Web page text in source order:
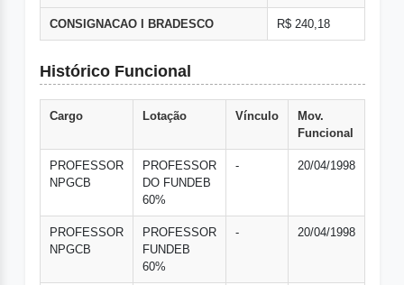
CONSIGNACAO I BRADESCO R$ 240,18
Histórico Funcional
Cargo Lotação Vínculo
Mov.
Funcional
PROFESSOR
NPGCB
PROFESSOR
DO FUNDEB
60%
- 20/04/1998
PROFESSOR
NPGCB
PROFESSOR
FUNDEB
60%
- 20/04/1998